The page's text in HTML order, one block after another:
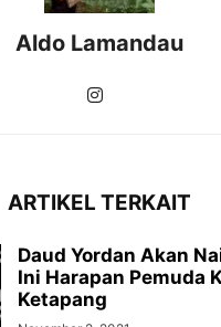
Aldo Lamandau
ARTIKEL TERKAIT
Daud Yordan Akan
Ini Harapan Pemuda
Ketapang